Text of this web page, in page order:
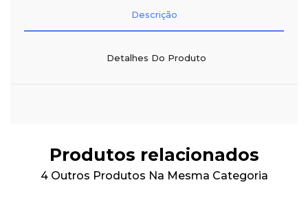
Descrição
Detalhes Do Produto
Produtos relacionados
4 Outros Produtos Na Mesma Categoria